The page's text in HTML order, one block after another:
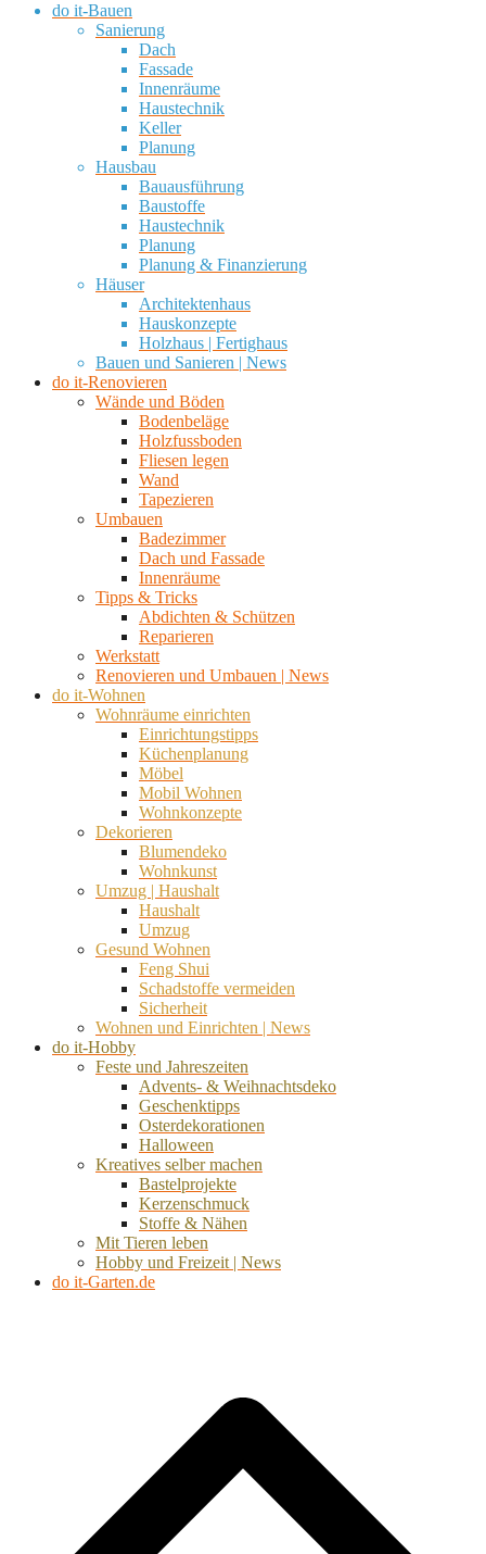
do it-Bauen
Sanierung
Dach
Fassade
Innenräume
Haustechnik
Keller
Planung
Hausbau
Bauausführung
Baustoffe
Haustechnik
Planung
Planung & Finanzierung
Häuser
Architektenhaus
Hauskonzepte
Holzhaus | Fertighaus
Bauen und Sanieren | News
do it-Renovieren
Wände und Böden
Bodenbeläge
Holzfussboden
Fliesen legen
Wand
Tapezieren
Umbauen
Badezimmer
Dach und Fassade
Innenräume
Tipps & Tricks
Abdichten & Schützen
Reparieren
Werkstatt
Renovieren und Umbauen | News
do it-Wohnen
Wohnräume einrichten
Einrichtungstipps
Küchenplanung
Möbel
Mobil Wohnen
Wohnkonzepte
Dekorieren
Blumendeko
Wohnkunst
Umzug | Haushalt
Haushalt
Umzug
Gesund Wohnen
Feng Shui
Schadstoffe vermeiden
Sicherheit
Wohnen und Einrichten | News
do it-Hobby
Feste und Jahreszeiten
Advents- & Weihnachtsdeko
Geschenktipps
Osterdekorationen
Halloween
Kreatives selber machen
Bastelprojekte
Kerzenschmuck
Stoffe & Nähen
Mit Tieren leben
Hobby und Freizeit | News
do it-Garten.de